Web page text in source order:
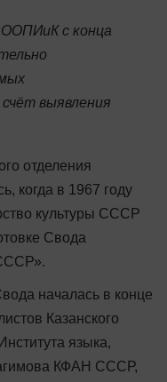
с конца
выявления
отделения
когда в 1967 году
культуры СССР
Свода
началась в конце
Казанского
языка,
КФАН СССР,